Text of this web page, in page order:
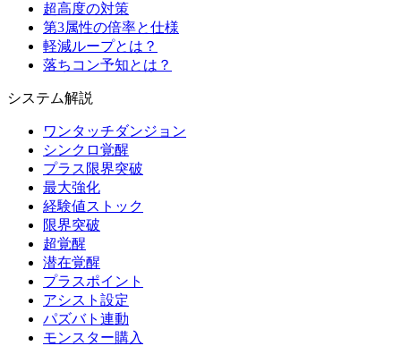
超高度の対策
第3属性の倍率と仕様
軽減ループとは？
落ちコン予知とは？
システム解説
ワンタッチダンジョン
シンクロ覚醒
プラス限界突破
最大強化
経験値ストック
限界突破
超覚醒
潜在覚醒
プラスポイント
アシスト設定
パズバト連動
モンスター購入